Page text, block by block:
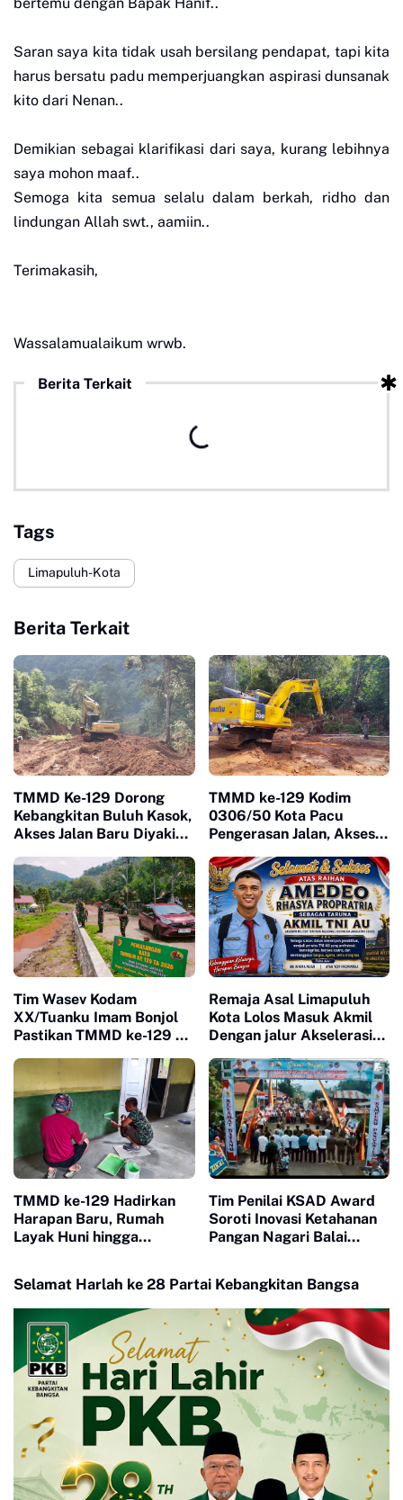
Saran saya kita tidak usah bersilang pendapat, tapi kita
harus bersatu padu memperjuangkan aspirasi dunsanak
kito dari Nenan..
Demikian sebagai klarifikasi dari saya, kurang lebihnya
saya mohon maaf..
Semoga kita semua selalu dalam berkah, ridho dan
lindungan Allah swt., aamiin..
Terimakasih,
Wassalamualaikum wrwb.
Berita Terkait
Tags
Limapuluh-Kota
Berita Terkait
TMMD Ke-129 Dorong
Kebangkitan Buluh Kasok,
Akses Jalan Baru Diyakini
Ekonomi Warga
TMMD ke-129 Kodim
0306/50 Kota Pacu
Pengerasan Jalan, Akses
Mendekati Tuntas
Tim Wasev Kodam
XX/Tuanku Imam Bonjol
Pastikan TMMD ke-129 di
Sasaran dan Berkualitas
Remaja Asal Limapuluh
Kota Lolos Masuk Akmil
Dengan jalur Akselerasi
TMMD ke-129 Hadirkan
Harapan Baru, Rumah
Layak Huni hingga
Kasok
Tim Penilai KSAD Award
Soroti Inovasi Ketahanan
Pangan Nagari Balai
Selamat Harlah ke 28 Partai Kebangkitan Bangsa